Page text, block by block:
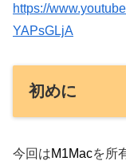
https://
YAPsGLjA
初めに
今回はM1Macを所